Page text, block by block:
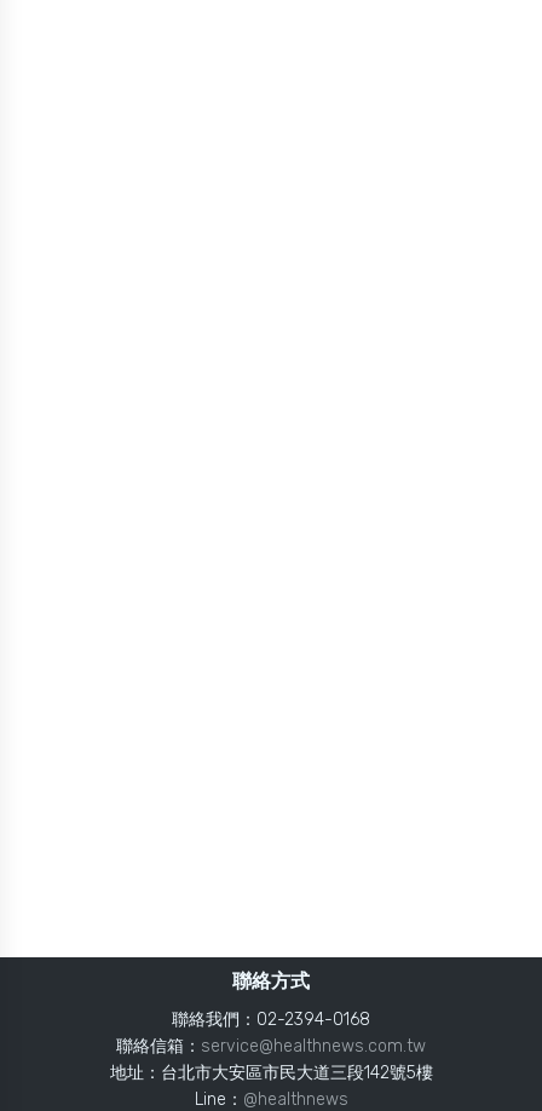
聯絡方式
聯絡我們：02-2394-0168
聯絡信箱： service@healthnews.com.tw
地址：台北市大安區市民大道三段142號5樓
Line： @healthnews